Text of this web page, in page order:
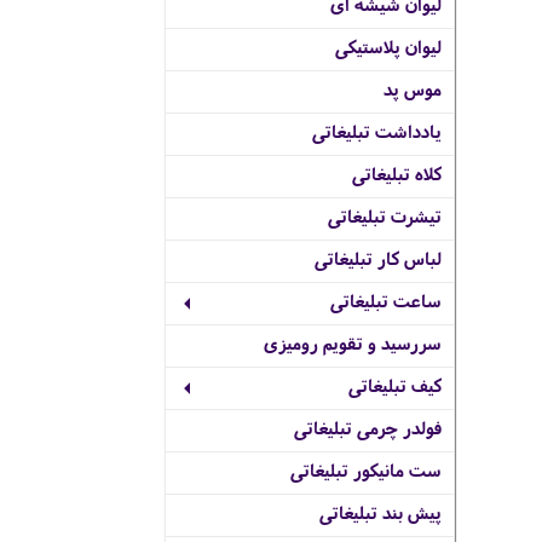
لیوان پلاستیکی
موس پد
یادداشت تبلیغاتی
کلاه تبلیغاتی
تیشرت تبلیغاتی
لباس کار تبلیغاتی
ساعت تبلیغاتی
سررسید و تقویم رومیزی
کیف تبلیغاتی
فولدر چرمی تبلیغاتی
ست مانیکور تبلیغاتی
پیش بند تبلیغاتی